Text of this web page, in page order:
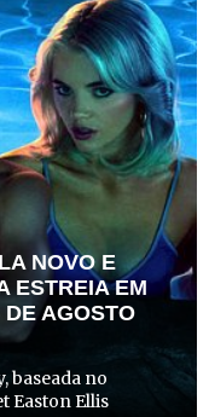
NOVO E
ESTREIA EM
AGOSTO
baseada no
Easton Ellis